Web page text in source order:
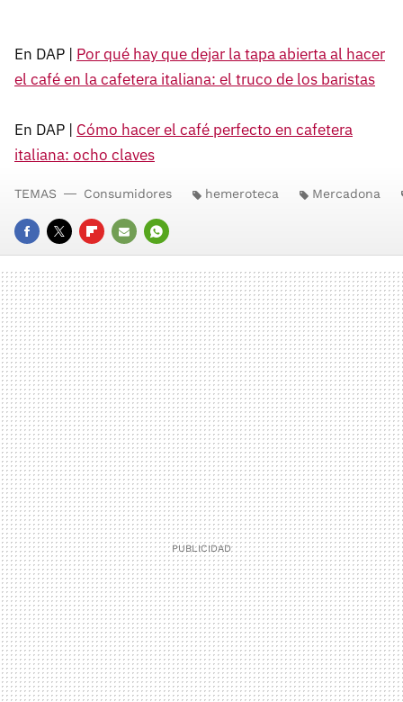
En DAP | Por qué hay que dejar la tapa abierta al hacer
el café en la cafetera italiana: el truco de los baristas
En DAP | Cómo hacer el café perfecto en cafetera
italiana: ocho claves
FACEBOOK
TWITTERFLIPBOARD
E-
MAIL
WHATSAPP
TEMAS Consumidores hemeroteca Mercadona